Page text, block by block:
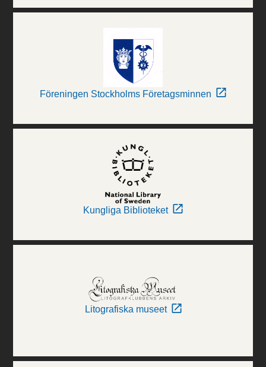
Föreningen Stockholms Företagsminnen
Kungliga Biblioteket
Litografiska museet